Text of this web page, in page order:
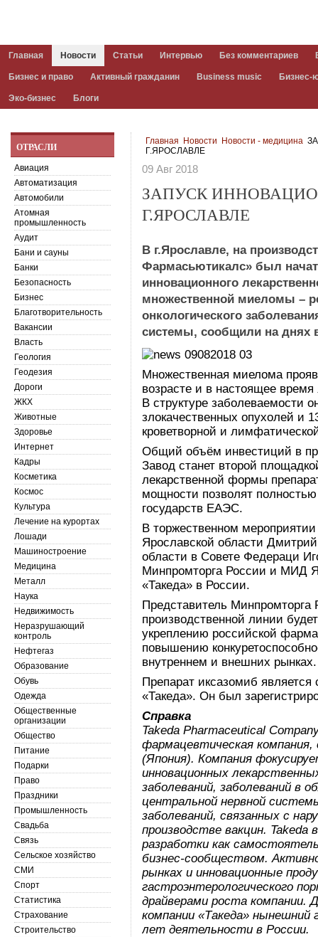
Главная Новости Статьи Интервью Без комментариев
Бизнес и право Активный гражданин Business music Бизнес-
Эко-бизнес Блоги
Главная Новости Новости - медицина
Г.ЯРОСЛАВЛЕ
09 Авг 2018
ЗАПУСК
Г.ЯРОСЛАВЛЕ
В г.Ярославле, на
Фармасьютикалс» был
инновационного
множественной миеломы –
онкологического
системы, сообщили на днях
Множественная миелома
возрасте и в настоящее
В структуре заболеваемости
злокачественных опухолей и
кроветворной и
Общий объём инвестиций в
Завод станет второй
лекарственной формы
мощности позволят
государств ЕАЭС.
В торжественном
Ярославской области
области в Совете Федераци
Минпромторга России и МИД
«Такеда» в России.
Представитель Минпромторга
производственной линии
укреплению российской
повышению
внутреннем и внешних рынках.
Препарат иксазомиб является
«Такеда». Он был
Справка
Takeda Pharmaceutical
фармацевтическая
(Япония). Компания
инновационных
заболеваний, заболеваний в
центральной нервной
заболеваний, связанных с
производстве вакцин. Takeda
разработки как
бизнес-сообществом.
рынках и инновационные
гастроэнтерологического
драйверами роста компании.
компании «Такеда»
лет деятельности в России.
ОТРАСЛИ
Авиация
Автоматизация
Автомобили
Атомная
промышленность
Аудит
Бани и сауны
Банки
Безопасность
Бизнес
Благотворительность
Вакансии
Власть
Геология
Геодезия
Дороги
ЖКХ
Животные
Здоровье
Интернет
Кадры
Косметика
Космос
Культура
Лечение на курортах
Лошади
Машиностроение
Медицина
Металл
Наука
Недвижимость
Неразрушающий
контроль
Нефтегаз
Образование
Обувь
Одежда
Общественные
организации
Общество
Питание
Подарки
Право
Праздники
Промышленность
Свадьба
Связь
Сельское хозяйство
СМИ
Спорт
Статистика
Страхование
Строительство